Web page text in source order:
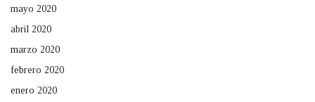
mayo 2020
abril 2020
marzo 2020
febrero 2020
enero 2020